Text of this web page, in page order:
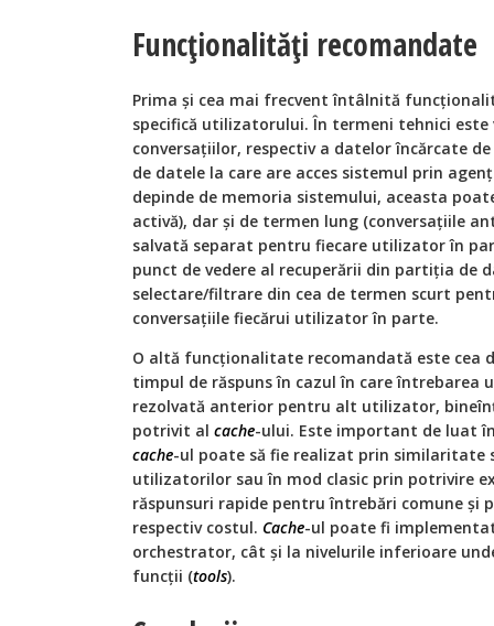
Funcționalități recomandate
Prima și cea mai frecvent întâlnită
specifică utilizatorului. În termeni tehnici este
conversațiilor, respectiv a datelor încărcate
de datele la care are acces sistemul prin
depinde de memoria sistemului, aceasta
activă), dar și de termen lung (conversațiile
salvată separat pentru fiecare utilizator în
punct de vedere al recuperării din partiția de
selectare/filtrare din cea de termen scurt
conversațiile fiecărui utilizator în parte.
O altă funcționalitate recomandată este cea
timpul de răspuns în cazul în care
rezolvată anterior pentru alt utilizator,
potrivit al cache-ului. Este important de luat
cache-ul poate să fie realizat prin similaritate
utilizatorilor sau în mod clasic prin potrivire
răspunsuri rapide pentru întrebări comune și
respectiv costul. Cache-ul poate fi
orchestrator, cât și la nivelurile inferioare
funcții (tools).